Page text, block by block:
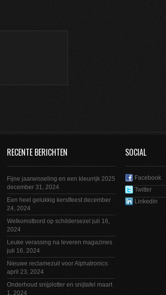
RECENTE BERICHTEN
Fijne jaarwisseling en een kleurrijk 2025
december 31, 2024
Een heel gelukkig kerstfeest december
24, 2024
Welkomstbord op schildersezel juli 16,
2024
Leuke verassing na leveren magazines
juli 16, 2024
Nieuwe reclamezuil voor Alphatronics
april 23, 2024
Onderhoud snijplotter en snijtafel maart
1, 2024
SOCIAL
Facebook
Twitter
Linkedin